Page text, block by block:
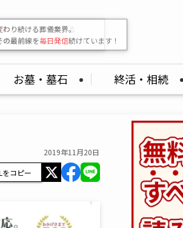
わり続ける葬儀業界。
の最前線を毎日発信続けています！
お墓・墓石 終活・相続
2019年11月20日
をコピー